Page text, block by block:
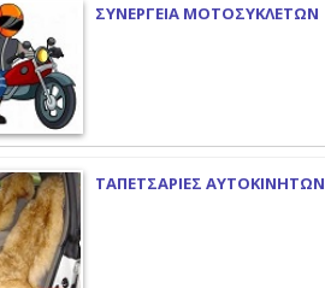
ΣΥΝΕΡΓΕΙΑ ΜΟΤΟΣΥΚΛΕΤΩΝ
ΤΑΠΕΤΣΑΡΙΕΣ ΑΥΤΟΚΙΝΗΤΩΝ